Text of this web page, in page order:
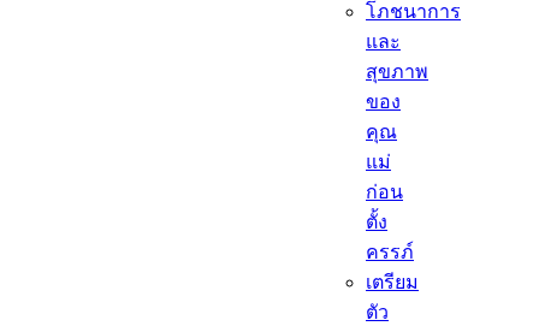
โภชนาการ
และ
สุขภาพ
ของ
คุณ
แม่
ก่อน
ตั้ง
ครรภ์
เตรียม
ตัว